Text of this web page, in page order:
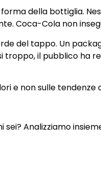
della bottiglia.
Coca-Cola non
del tappo. Un
il pubblico ha
e non sulle tendenze
Analizziamo